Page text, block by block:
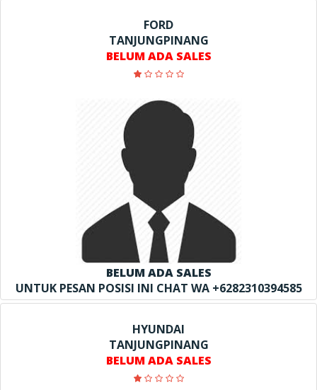
FORD
TANJUNGPINANG
BELUM ADA SALES
BELUM ADA SALES
UNTUK PESAN POSISI INI CHAT WA +6282310394585
HYUNDAI
TANJUNGPINANG
BELUM ADA SALES